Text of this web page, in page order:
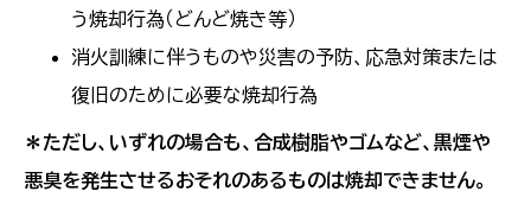
う焼却行為（どんど焼き等）
消火訓練に伴うものや災害の予防、応急対策または
復旧のために必要な焼却行為
＊ただし、いずれの場合も、合成樹脂やゴムなど、黒煙や
悪臭を発生させるおそれのあるものは焼却できません。